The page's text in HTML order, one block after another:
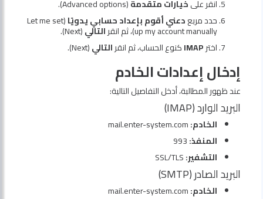
انقر علىخيارات متقدمة(Advanced options).
حدد مربعدعني أقوم بإعداد حسابي يدويًا (Let me set
up my account manually)، ثم انقر التالي(Next).
اخترIMAPكنوع الحساب، ثم انقرالتالي(Next).
إدخال إعدادات الخادم
عند ظهور المطالبة، أدخل التفاصيل التالية:
البريد الوارد (IMAP)
الخادم:
المنفذ:
التشفير:
البريد الصادر (SMTP)
الخادم: